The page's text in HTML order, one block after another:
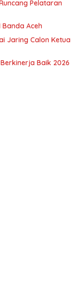
Pelataran
Banda Aceh
Jaring Calon Ketua
Baik 2026